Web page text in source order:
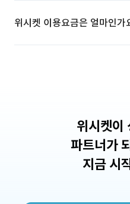
위시켓 이용요금은 얼마인가
위시켓이
파트너가
지금 시